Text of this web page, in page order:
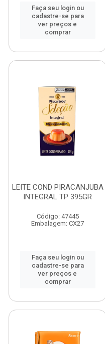
Faça seu login ou
cadastre-se para
ver preços e
comprar
LEITE COND PIRACANJUBA
INTEGRAL TP 395GR
Código: 47445
Embalagem: CX27
Faça seu login ou
cadastre-se para
ver preços e
comprar